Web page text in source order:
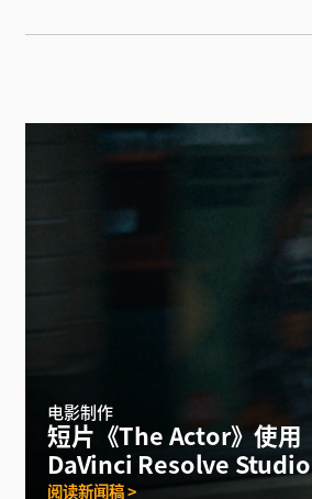
电影制作
短片《The Actor》使用
DaVinci Resolve
阅读新闻稿 >